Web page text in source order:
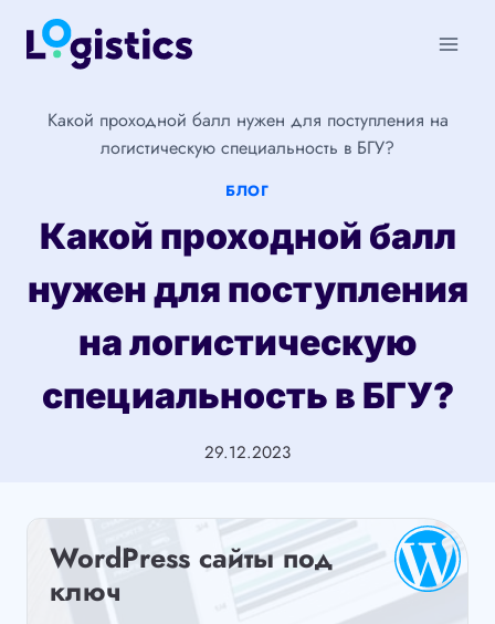
Перейти
Какой проходной балл нужен для поступления на
логистическую специальность в БГУ?
БЛОГ
Какой проходной балл
нужен для поступления
на логистическую
специальность в БГУ?
29.12.2023
WordPress сайты под
ключ